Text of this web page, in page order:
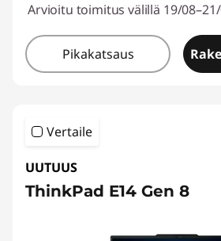
Arvioitu toimitus välillä 19/
Pikakatsaus
Vertaile
UUTUUS
ThinkPad E14 Gen 8